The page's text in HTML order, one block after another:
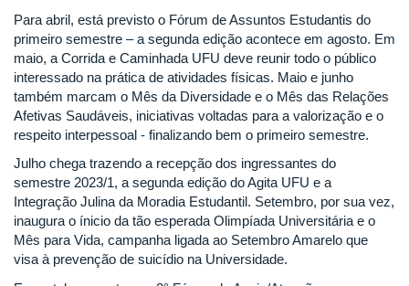
Para abril, está previsto o Fórum de Assuntos Estudantis do
primeiro semestre – a segunda edição acontece em agosto. Em
maio, a Corrida e Caminhada UFU deve reunir todo o público
interessado na prática de atividades físicas. Maio e junho
também marcam o Mês da Diversidade e o Mês das Relações
Afetivas Saudáveis, iniciativas voltadas para a valorização e o
respeito interpessoal - finalizando bem o primeiro semestre.
Julho chega trazendo a recepção dos ingressantes do
semestre 2023/1, a segunda edição do Agita UFU e a
Integração Julina da Moradia Estudantil. Setembro, por sua vez,
inaugura o ínicio da tão esperada Olimpíada Universitária e o
Mês para Vida, campanha ligada ao Setembro Amarelo que
visa à prevenção de suicídio na Universidade.